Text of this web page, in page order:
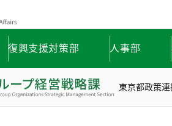
復興支援対策部 人事部
東京都政策